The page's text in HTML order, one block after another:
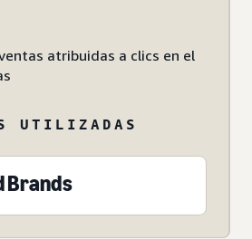
atribuidas a clics en el
UTILIZADAS
Brands